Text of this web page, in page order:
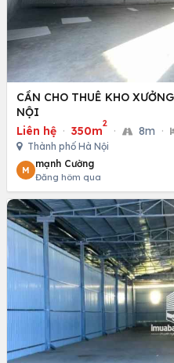
CẦN CHO THUÊ KHO
NỘI
Liên hệ · 350m
2
· 8m ·
Thành phố Hà Nội
M
mạnh Cường
Đăng hôm qua